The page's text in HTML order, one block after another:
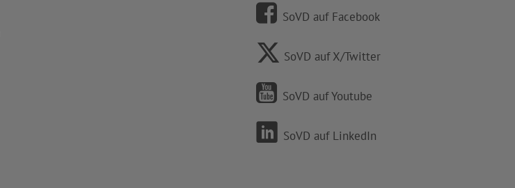
SoVD auf Facebook
SoVD auf X/Twitter
SoVD auf Youtube
SoVD auf LinkedIn